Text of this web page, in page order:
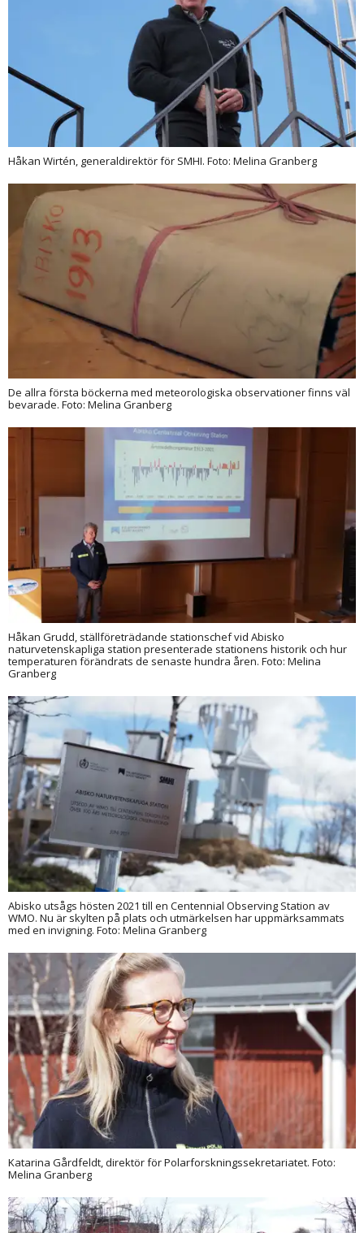
Håkan Wirtén, generaldirektör för SMHI. Foto: Melina Granberg
De allra första böckerna med meteorologiska observationer finns väl
bevarade. Foto: Melina Granberg
Håkan Grudd, ställföreträdande stationschef vid Abisko
naturvetenskapliga station presenterade stationens historik och hur
temperaturen förändrats de senaste hundra åren. Foto: Melina
Granberg
Abisko utsågs hösten 2021 till en Centennial Observing Station av
WMO. Nu är skylten på plats och utmärkelsen har uppmärksammats
med en invigning. Foto: Melina Granberg
Katarina Gårdfeldt, direktör för Polarforskningssekretariatet. Foto:
Melina Granberg